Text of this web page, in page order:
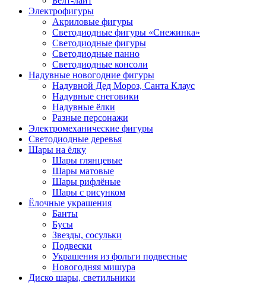
15 февраля, День памяти о
россиянах...
Масленица
23 февраля, День защитника
Отечества
1 марта, День Бабушек
8 марта, Международный женский
27 марта, День театра
1 апреля, День смеха
Апрель, Месячник по
благоустройству
День геолога (первое воскресенье
апреля)
Светлая Пасха
12 апреля, День космонавтики
18 апреля, Дни исторического и
культурного наследия
Электрофигуры
Акриловые фигуры
Светодиодные фигуры «Снежинка»
Светодиодные фигуры
Светодиодные панно
Светодиодные консоли
Надувные новогодние фигуры
Надувной Дед Мороз, Санта Клаус
Надувные снеговики
Надувные ёлки
Разные персонажи
Электромеханические фигуры
Светодиодные деревья
Шары на ёлку
Шары глянцевые
Шары матовые
Шары рифлёные
Шары с рисунком
Ёлочные украшения
Банты
Бусы
Звезды, сосульки
Подвески
Украшения из фольги подвесные
Новогодняя мишура
Диско шары, светильники